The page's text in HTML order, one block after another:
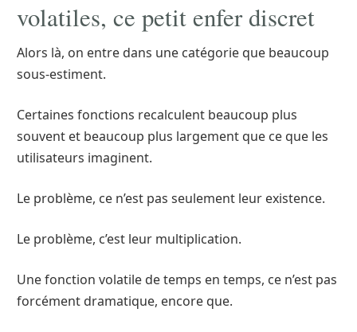
volatiles, ce petit enfer discret
Alors là, on entre dans une catégorie que beaucoup
sous-estiment.
Certaines fonctions recalculent beaucoup plus
souvent et beaucoup plus largement que ce que les
utilisateurs imaginent.
Le problème, ce n’est pas seulement leur existence.
Le problème, c’est leur multiplication.
Une fonction volatile de temps en temps, ce n’est pas
forcément dramatique, encore que.